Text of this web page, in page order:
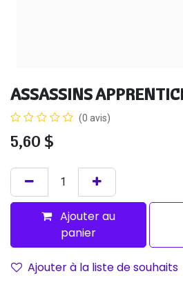
ASSASSINS
(0 avis)
5,60 $
Ajouter au
panier
Ajouter à la liste de souhaits